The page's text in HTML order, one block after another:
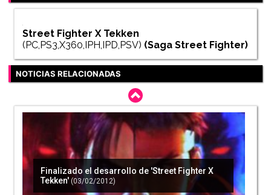
Street Fighter X Tekken
(PC,PS3,X360,IPH,IPD,PSV) (Saga Street Fighter)
NOTICIAS RELACIONADAS
Finalizado el desarrollo de 'Street Fighter X
Tekken' (03/02/2012)